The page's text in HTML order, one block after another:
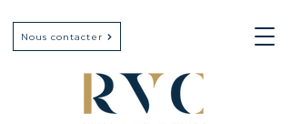
Nous contacter